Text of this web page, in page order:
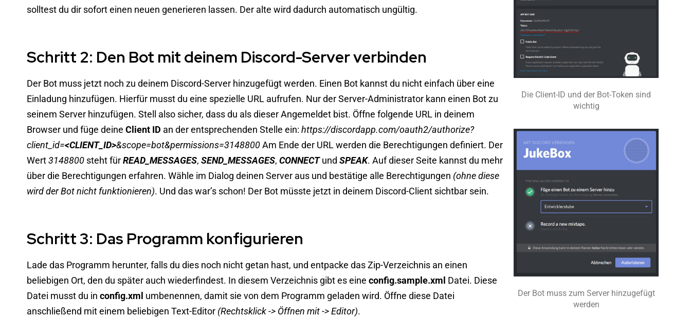
solltest du dir sofort einen neuen generieren lassen. Der alte wird dadurch automatisch ungültig.
Schritt 2: Den Bot mit deinem Discord-Server verbinden
Der Bot muss jetzt noch zu deinem Discord-Server hinzugefügt werden. Einen Bot kannst du nicht einfach über eine
Einladung hinzufügen. Hierfür musst du eine spezielle URL aufrufen. Nur der Server-Administrator kann einen Bot zu
seinem Server hinzufügen. Stell also sicher, dass du als dieser Angemeldet bist. Öffne folgende URL in deinem
Browser und füge deine Client ID an der entsprechenden Stelle ein: https://discordapp.com/oauth2/authorize?
client_id=<CLIENT_ID>&scope=bot&permissions=3148800Am Ende der URL werden die Berechtigungen definiert. Der
Wert3148800 steht fürREAD_MESSAGES, SEND_MESSAGES, CONNECT und SPEAK. Aufdieser Seite kannst du mehr
über die Berechtigungen erfahren. Wähle im Dialog deinen Server aus und bestätige alle Berechtigungen (ohne diese
wird der Bot nicht funktionieren). Und das war’s schon! Der Bot müsste jetzt in deinem Discord-Client sichtbar sein.
Schritt 3: Das Programm konfigurieren
Lade das Programm herunter, falls du dies noch nicht getan hast, und entpacke das Zip-Verzeichnis an einen
beliebigen Ort, den du später auch wiederfindest. In diesem Verzeichnis gibt es eine config.sample.xml Datei. Diese
Datei musst du in config.xml umbenennen, damit sie von dem Programm geladen wird. Öffne diese Datei
anschließend mit einem beliebigen Text-Editor (Rechtsklick -> Öffnen mit -> Editor).
Die Client-ID und der Bot-Token sind
wichtig
Der Bot muss zum Server hinzugefügt
werden